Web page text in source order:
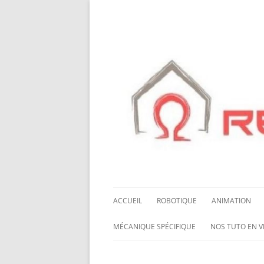
ACCUEIL ROBOTIQUE
NOS ROBOTS
ANIMATION
HALLOWING M0
MÉCANIQUE SPÉCIFIQUE NOS TUTO EN